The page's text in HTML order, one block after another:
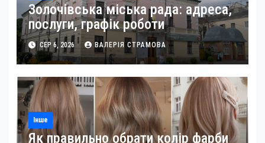
Золочівська міська рада: адреса,
послуги, графік роботи
СЕР 6, 2026 ВАЛЕРІЯ СТРАМОВА
Інше
Як правильно обрати колір фарби